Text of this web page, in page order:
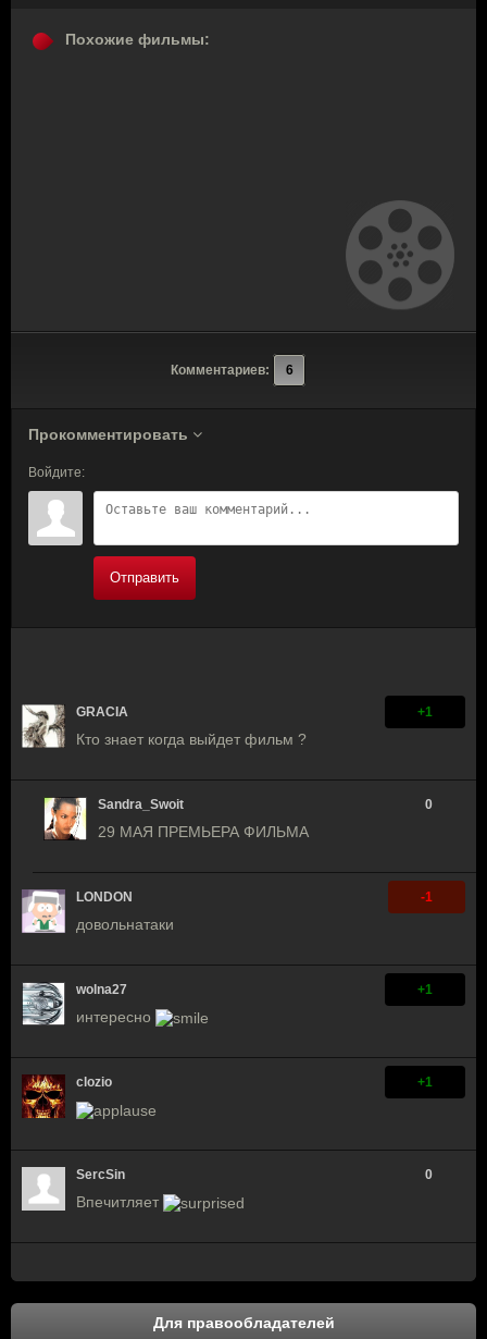
Похожие фильмы:
Комментариев: 6
Прокомментировать
Войдите:
Отправить
GRACIA +1
Кто знает когда выйдет фильм ?
Sandra_Swoit 0
29 МАЯ ПРЕМЬЕРА ФИЛЬМА
LONDON -1
довольнатаки
wolna27 +1
интересно
clozio +1
SercSin 0
Впечитляет
Для правообладателей